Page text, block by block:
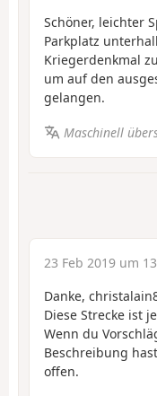
Schöner, leichter
Parkplatz
Kriegerdenkmal
um auf den
gelangen.
Maschinell
23 Feb 2019 um
Danke,
Diese Strecke ist
Wenn du
Beschreibung
offen.